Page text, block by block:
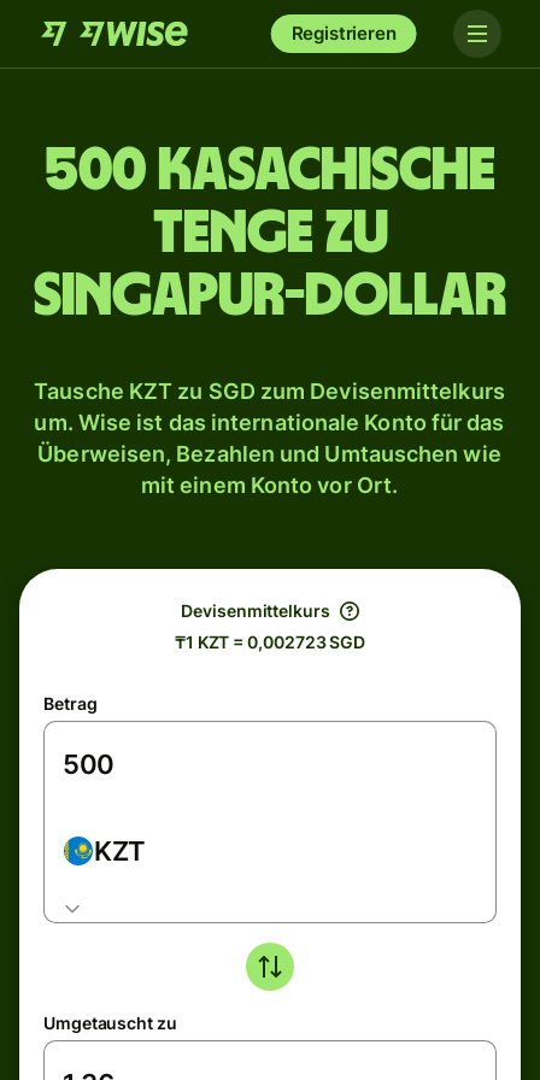
Registrieren
500 kasachische
Tenge zu
Singapur-Dollar
Tausche KZT zu SGD zum Devisenmittelkurs
um. Wise ist das internationale Konto für das
Überweisen, Bezahlen und Umtauschen wie
mit einem Konto vor Ort.
Devisenmittelkurs
₸1 KZT = 0,002723 SGD
Betrag
KZT
Umgetauscht zu